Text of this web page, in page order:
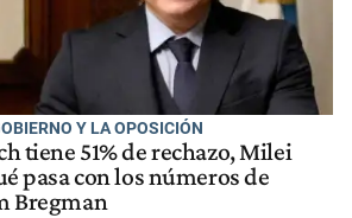
Y LA OPOSICIÓN
tiene 51% de rechazo, Milei
pasa con los números de
Bregman